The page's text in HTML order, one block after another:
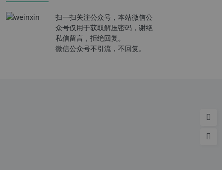
扫一扫关注公众号，本站微信公
众号仅用于获取解压密码，谢绝
私信留言，拒绝回复。
微信公众号不引流，不回复。